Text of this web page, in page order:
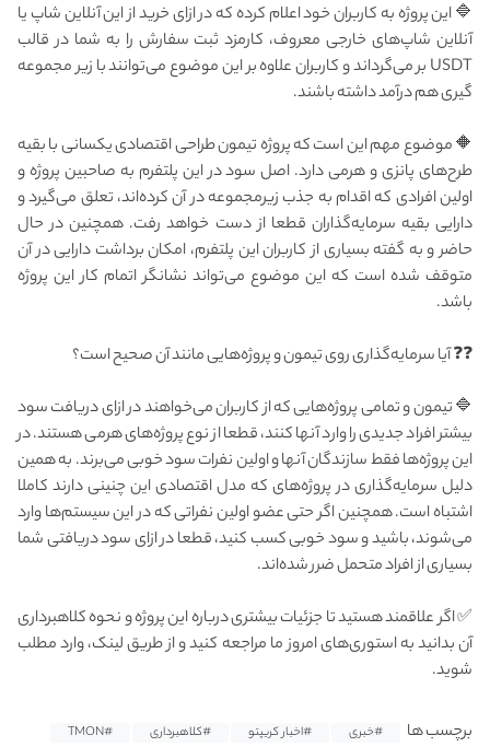
🔷 این پروژه به کاربران خود اعلام کرده که در ازای خرید از این آنلاین شاپ یا
آنلاین شاپ‌های خارجی معروف، کارمزد ثبت سفارش را به شما در قالب
USDT بر می‌گرداند و کاربران علاوه بر این موضوع می‌توانند با زیر مجموعه
گیری هم درآمد داشته باشند.
🔶 موضوع مهم این است که پروژه تیمون طراحی اقتصادی یکسانی با بقیه
طرح‌های پانزی و هرمی دارد. اصل سود در این پلتفرم به صاحبین پروژه و
اولین افرادی که اقدام به جذب زیر‌مجموعه در آن کرده‌اند، تعلق می‌گیرد و
دارایی بقیه سرمایه‌گذاران قطعا از دست خواهد رفت. همچنین در حال
حاضر و به گفته بسیاری از کاربران این پلتفرم، امکان برداشت دارایی در آن
متوقف شده است که این موضوع می‌تواند نشانگر اتمام کار این پروژه
باشد.
❓❓ آیا سرمایه‌گذاری روی تیمون و پروژه‌هایی مانند آن صحیح است؟
🔷 تیمون و تمامی پروژه‌هایی که از کاربران می‌خواهند در ازای دریافت سود
بیشتر افراد جدیدی را وارد آنها کنند، قطعا از نوع پروژه‌های هرمی هستند. در
این پروژه‌ها فقط سازندگان آنها و اولین نفرات سود خوبی می‌برند. به همین
دلیل سرمایه‌گذاری در پروژه‌های که مدل اقتصادی این چنینی دارند کاملا
اشتباه است. همچنین اگر حتی عضو اولین نفراتی که در این سیستم‌ها وارد
می‌شوند، باشید و سود خوبی کسب کنید، قطعا در ازای سود دریافتی شما
بسیاری از افراد متحمل ضرر شده‌اند.
✅ اگر علاقمند هستید تا جزئیات بیشتری درباره این پروژه و نحوه کلاهبرداری
آن بدانید به استوری‌های امروز ما مراجعه کنید و از طریق لینک، وارد مطلب
شوید.
برچسب ها #خبری #اخبار کریپتو #کلاهبرداری #TMON